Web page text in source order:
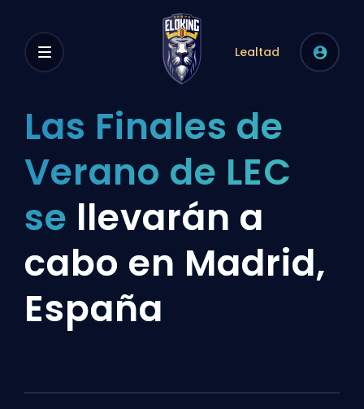
Lealtad
Las Finales de
Verano de LEC
se llevarán a
cabo en Madrid,
España